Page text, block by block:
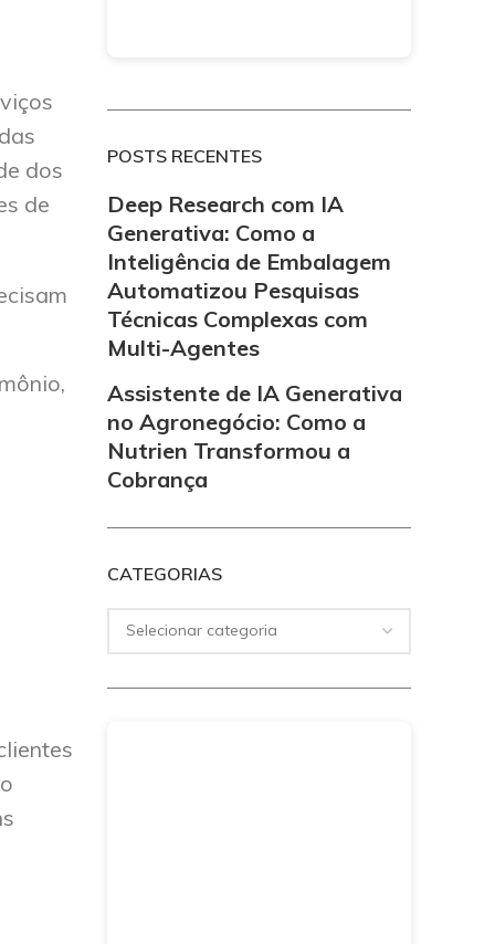
dos
de
POSTS RECENTES
Deep Research com IA
Generativa: Como a
Inteligência de Embalagem
Automatizou Pesquisas
Técnicas Complexas com
Multi-Agentes
Assistente de IA Generativa
no Agronegócio: Como a
Nutrien Transformou a
Cobrança
CATEGORIAS